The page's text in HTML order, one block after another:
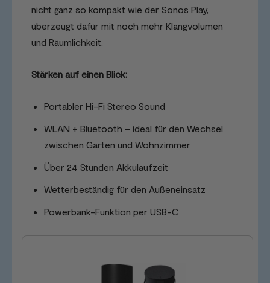
nicht ganz so kompakt wie der Sonos Play,
überzeugt dafür mit noch mehr Klangvolumen
und Räumlichkeit.
Stärken auf einen Blick:
Portabler Hi-Fi Stereo Sound
WLAN + Bluetooth – ideal für den Wechsel
zwischen Garten und Wohnzimmer
Über 24 Stunden Akkulaufzeit
Wetterbeständig für den Außeneinsatz
Powerbank-Funktion per USB-C